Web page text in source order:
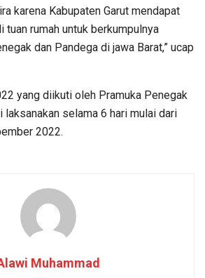
karena Kabupaten Garut mendapat
tuan rumah untuk berkumpulnya
dan Pandega di jawa Barat,” ucap
yang diikuti oleh Pramuka Penegak
laksanakan selama 6 hari mulai dari
2022.
Muhammad